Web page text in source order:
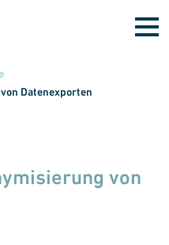
Datenexporten
von